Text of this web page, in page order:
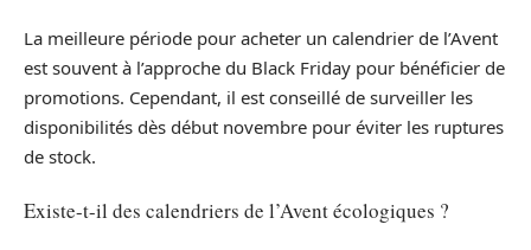
La meilleure période pour acheter un calendrier de l’Avent
est souvent à l’approche du Black Friday pour bénéficier de
promotions. Cependant, il est conseillé de surveiller les
disponibilités dès début novembre pour éviter les ruptures
de stock.
Existe-t-il des calendriers de l’Avent écologiques ?